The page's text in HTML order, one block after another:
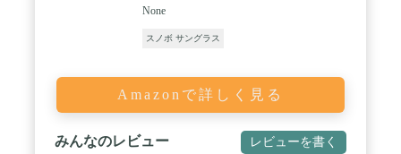
None
スノボ サングラス
Amazonで詳しく見る
みんなのレビュー レビューを書く